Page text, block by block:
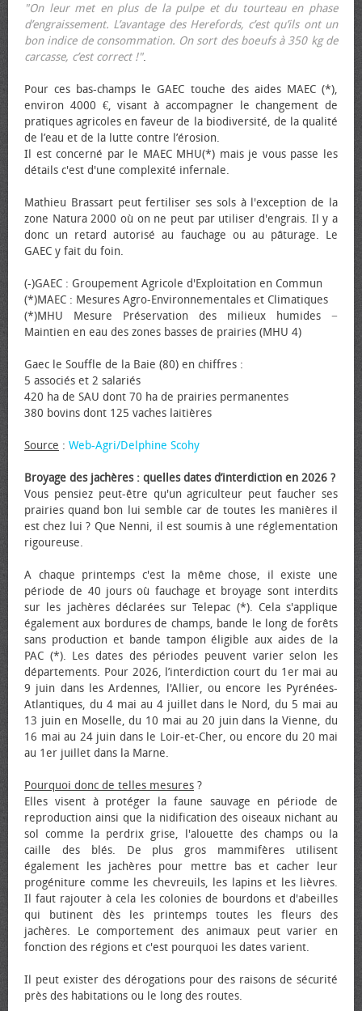
"On leur met en plus de la pulpe et du tourteau en phase
d’engraissement. L’avantage des Herefords, c’est qu’ils ont un
bon indice de consommation. On sort des bœufs à 350 kg de
carcasse, c’est correct !".
Pour ces bas-champs le GAEC touche des aides MAEC (*),
environ 4000 €, visant à accompagner le changement de
pratiques agricoles en faveur de la biodiversité, de la qualité
de l’eau et de la lutte contre l’érosion.
Il est concerné par le MAEC MHU(*) mais je vous passe les
détails c'est d'une complexité infernale.
Mathieu Brassart peut fertiliser ses sols à l'exception de la
zone Natura 2000 où on ne peut par utiliser d'engrais. Il y a
donc un retard autorisé au fauchage ou au pâturage. Le
GAEC y fait du foin.
(-)GAEC : Groupement Agricole d'Exploitation en Commun
(*)MAEC : Mesures Agro-Environnementales et Climatiques
(*)MHU Mesure Préservation des milieux humides −
Maintien en eau des zones basses de prairies (MHU 4)
Gaec le Souffle de la Baie (80) en chiffres :
5 associés et 2 salariés
420 ha de SAU dont 70 ha de prairies permanentes
380 bovins dont 125 vaches laitières
Source : Web-Agri/Delphine Scohy
Broyage des jachères : quelles dates d’interdiction en 2026 ?
Vous pensiez peut-être qu'un agriculteur peut faucher ses
prairies quand bon lui semble car de toutes les manières il
est chez lui ? Que Nenni, il est soumis à une réglementation
rigoureuse.
A chaque printemps c'est la même chose, il existe une
période de 40 jours où fauchage et broyage sont interdits
sur les jachères déclarées sur Telepac (*). Cela s'applique
également aux bordures de champs, bande le long de forêts
sans production et bande tampon éligible aux aides de la
PAC (*). Les dates des périodes peuvent varier selon les
départements. Pour 2026, l’interdiction court du 1er mai au
9 juin dans les Ardennes, l'Allier, ou encore les Pyrénées-
Atlantiques, du 4 mai au 4 juillet dans le Nord, du 5 mai au
13 juin en Moselle, du 10 mai au 20 juin dans la Vienne, du
16 mai au 24 juin dans le Loir-et-Cher, ou encore du 20 mai
au 1er juillet dans la Marne.
Pourquoi donc de telles mesures ?
Elles visent à protéger la faune sauvage en période de
reproduction ainsi que la nidification des oiseaux nichant au
sol comme la perdrix grise, l'alouette des champs ou la
caille des blés. De plus gros mammifères utilisent
également les jachères pour mettre bas et cacher leur
progéniture comme les chevreuils, les lapins et les lièvres.
Il faut rajouter à cela les colonies de bourdons et d'abeilles
qui butinent dès les printemps toutes les fleurs des
jachères. Le comportement des animaux peut varier en
fonction des régions et c'est pourquoi les dates varient.
Il peut exister des dérogations pour des raisons de sécurité
près des habitations ou le long des routes.